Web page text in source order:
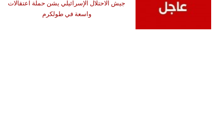
جيش الاحتلال الإسرائيلي يشن حملة اعتقالات
واسعة في طولكرم